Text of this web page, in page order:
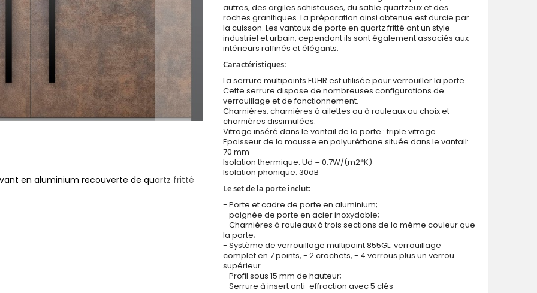
en aluminium recouverte de quartz fritté Porte d'entrée double en aluminium « Rust » recouverte de
autres, des argiles schisteuses, du sable quartzeux et des
roches granitiques. La préparation ainsi obtenue est durcie par
la cuisson. Les vantaux de porte en quartz fritté ont un style
industriel et urbain, cependant ils sont également associés aux
intérieurs raffinés et élégants.
Caractéristiques:
La serrure multipoints FUHR est utilisée pour verrouiller la porte.
Cette serrure dispose de nombreuses configurations de
verrouillage et de fonctionnement.
Charnières: charnières à ailettes ou à rouleaux au choix et
charnières dissimulées.
Vitrage inséré dans le vantail de la porte : triple vitrage
Epaisseur de la mousse en polyuréthane située dans le vantail:
70 mm
Isolation thermique: Ud = 0.7W/(m2*K)
Isolation phonique: 30dB
Le set de la porte inclut:
- Porte et cadre de porte en aluminium;
- poignée de porte en acier inoxydable;
- Charnières à rouleaux à trois sections de la même couleur que
la porte;
- Système de verrouillage multipoint 855GL: verrouillage
complet en 7 points, - 2 crochets, - 4 verrous plus un verrou
supérieur
- Profil sous 15 mm de hauteur;
- Serrure à insert anti-effraction avec 5 clés